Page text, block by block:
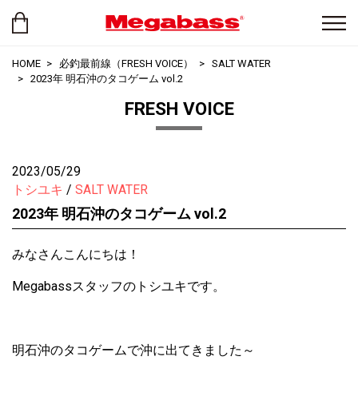
HOME 必釣最前線（FRESH VOICE）
SALT WATER
2023年 明石沖のタコゲーム vol.2
FRESH VOICE
2023/05/29
トシユキ
SALT WATER
2023年 明石沖のタコゲーム vol.2
みなさんこんにちは！
Megabassスタッフのトシユキです。
明石沖のタコゲームで沖に出てきました～